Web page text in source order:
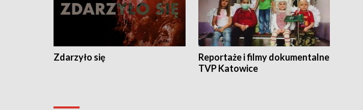
Zdarzyło się
Reportaże i filmy dokumentalne
TVP Katowice